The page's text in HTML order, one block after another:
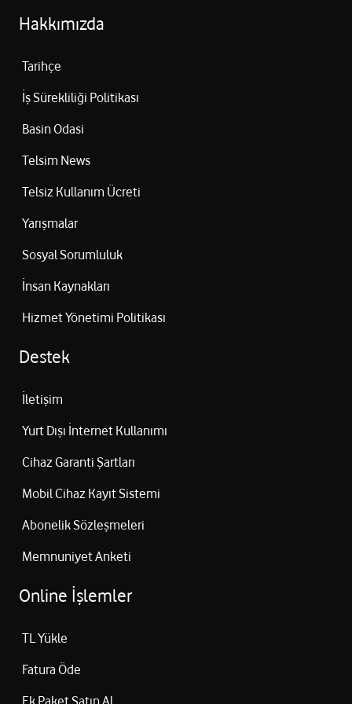
Hakkımızda
Tarihçe
İş Sürekliliği Politikası
Basin Odasi
Telsim News
Telsiz Kullanım Ücreti
Yarışmalar
Sosyal Sorumluluk
İnsan Kaynakları
Hizmet Yönetimi Politikası
Destek
İletişim
Yurt Dışı İnternet Kullanımı
Cihaz Garanti Şartları
Mobil Cihaz Kayıt Sistemi
Abonelik Sözleşmeleri
Memnuniyet Anketi
Online İşlemler
TL Yükle
Fatura Öde
Ek Paket Satın Al